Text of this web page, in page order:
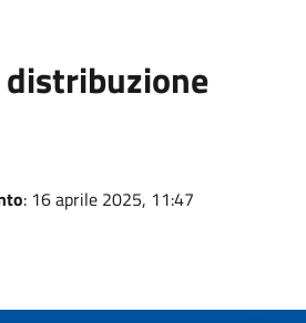
distribuzione
: 16 aprile 2025, 11:47